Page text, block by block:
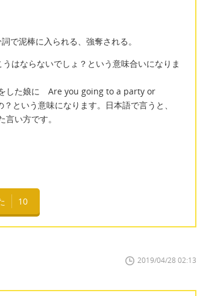
泥棒に入られる、強奪される。
はならないでしょ？という意味合いになりま
をした娘に Are you going to a party or
という意味になります。日本語で言うと、
い方です。
10
2019/04/28 02:13